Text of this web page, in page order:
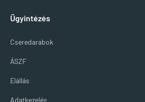
Ügyintézés
Cseredarabok
ÁSZF
Elállás
Adatkezelés